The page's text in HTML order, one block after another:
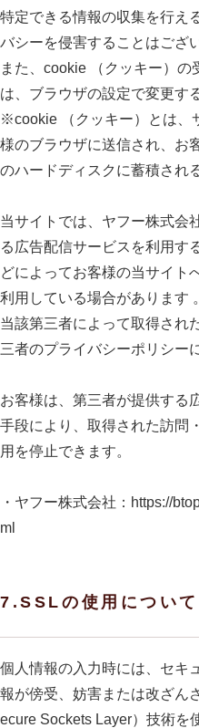
特定できる情報の収集を行え
バシーを侵害することはござ
また、cookie （クッキー）
は、ブラウザの設定で変更す
※cookie （クッキー）とは、
様のブラウザに送信され、お
のハードディスクに蓄積され
当サイトでは、ヤフー株式会
る広告配信サービスを利用す
どによってお客様の当サイト
利用している場合があります 。
当該第三者によって取得され
三者のプライバシーポリシー
お客様は、第三者が提供する
手段により、取得された訪問
用を停止できます。
・ヤフー株式会社：https://
ml
7.SSLの使用について
個人情報の入力時には、セキ
報が傍受、妨害または改ざん
ecure Sockets Layer）技術を